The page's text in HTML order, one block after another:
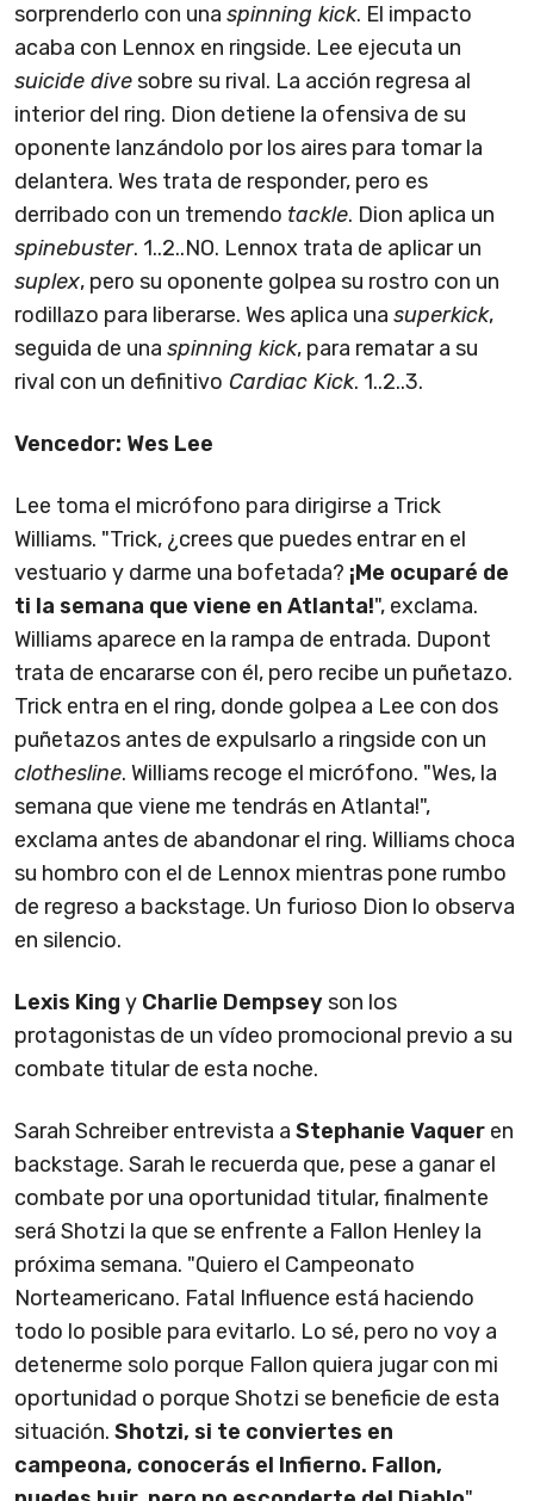
sorprenderlo con una spinning kick. El impacto
acaba con Lennox en ringside. Lee ejecuta un
suicide divesobre su rival. La acción regresa al
interior del ring. Dion detiene la ofensiva de su
oponente lanzándolo por los aires para tomar la
delantera. Wes trata de responder, pero es
derribado con un tremendo tackle. Dion aplica un
spinebuster. 1..2..NO. Lennox trata de aplicar un
suplex, pero su oponente golpea su rostro con un
rodillazo para liberarse. Wes aplica una superkick,
seguida de una spinning kick, para rematar a su
rival con un definitivo Cardiac Kick. 1..2..3.
Vencedor: Wes Lee
Lee toma el micrófono para dirigirse a Trick
Williams. "Trick, ¿crees que puedes entrar en el
vestuario y darme una bofetada? ¡Me ocuparé de
ti la semana que viene en Atlanta!", exclama.
Williams aparece en la rampa de entrada. Dupont
trata de encararse con él, pero recibe un puñetazo.
Trick entra en el ring, donde golpea a Lee con dos
puñetazos antes de expulsarlo a ringside con un
clothesline. Williams recoge el micrófono. "Wes, la
semana que viene me tendrás en Atlanta!",
exclama antes de abandonar el ring. Williams choca
su hombro con el de Lennox mientras pone rumbo
de regreso a backstage. Un furioso Dion lo observa
en silencio.
Lexis King y Charlie Dempseyson los
protagonistas de un vídeo promocional previo a su
combate titular de esta noche.
Sarah Schreiber entrevista a Stephanie Vaquer en
backstage. Sarah le recuerda que, pese a ganar el
combate por una oportunidad titular, finalmente
será Shotzi la que se enfrente a Fallon Henley la
próxima semana. "Quiero el Campeonato
Norteamericano. Fatal Influence está haciendo
todo lo posible para evitarlo. Lo sé, pero no voy a
detenerme solo porque Fallon quiera jugar con mi
oportunidad o porque Shotzi se beneficie de esta
situación. Shotzi, si te conviertes en
campeona, conocerás el Infierno. Fallon,